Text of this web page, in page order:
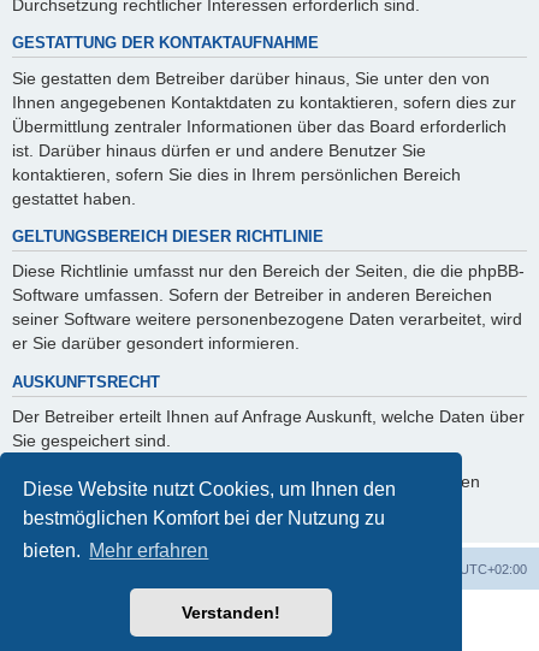
Diese Website nutzt Cookies, um Ihnen den
bestmöglichen Komfort bei der Nutzung zu
bieten. Mehr erfahren
Verstanden!
Durchsetzung rechtlicher Interessen erforderlich sind.
GESTATTUNG DER KONTAKTAUFNAHME
Sie gestatten dem Betreiber darüber hinaus, Sie unter den von
Ihnen angegebenen Kontaktdaten zu kontaktieren, sofern dies zur
Übermittlung zentraler Informationen über das Board erforderlich
ist. Darüber hinaus dürfen er und andere Benutzer Sie
kontaktieren, sofern Sie dies in Ihrem persönlichen Bereich
gestattet haben.
GELTUNGSBEREICH DIESER RICHTLINIE
Diese Richtlinie umfasst nur den Bereich der Seiten, die die phpBB-
Software umfassen. Sofern der Betreiber in anderen Bereichen
seiner Software weitere personenbezogene Daten verarbeitet, wird
er Sie darüber gesondert informieren.
AUSKUNFTSRECHT
Der Betreiber erteilt Ihnen auf Anfrage Auskunft, welche Daten über
Sie gespeichert sind.
Sie können jederzeit die Löschung bzw. Sperrung Ihrer Daten
verlangen. Kontaktieren Sie hierzu bitte den Betreiber.
UTC+02:00
Powered byphpBB® Forum Software © phpBB Limited
phpBB.de